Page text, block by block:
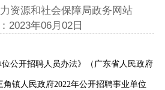
资源和社会保障局政务网站
2023年06月02日
公开招聘人员办法》（广东省人民政府
镇人民政府2022年公开招聘事业单位